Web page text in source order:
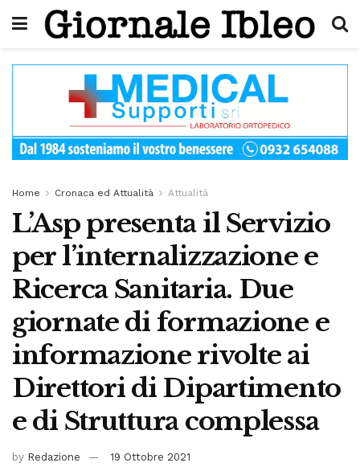
Home Cronaca ed Attualità Attualità
L’Asp presenta il Servizio
per l’internalizzazione e
Ricerca Sanitaria. Due
giornate di formazione e
informazione rivolte ai
Direttori di Dipartimento
e di Struttura complessa
by Redazione 19 Ottobre 2021